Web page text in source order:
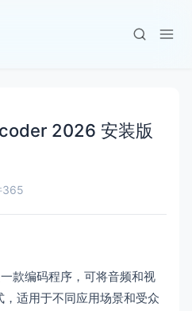
2026 安装版
365
款编码程序，可将音频和视
适用于不同应用场景和受众